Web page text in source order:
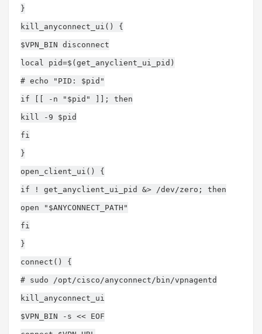
}
kill_anyconnect_ui() {
$VPN_BIN disconnect
local pid=$(get_anyclient_ui_pid)
# echo "PID: $pid"
if [[ -n "$pid" ]]; then
kill -9 $pid
fi
}
open_client_ui() {
if ! get_anyclient_ui_pid &> /dev/zero; then
open "$ANYCONNECT_PATH"
fi
}
connect() {
# sudo /opt/cisco/anyconnect/bin/vpnagentd
kill_anyconnect_ui
$VPN_BIN -s << EOF